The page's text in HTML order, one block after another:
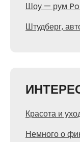
Шоу — рум
Штудберг,
Красота и
Немного о